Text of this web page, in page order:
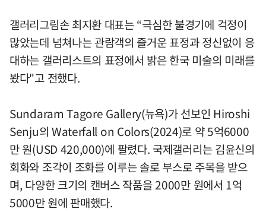
갤러리그림손 최지환 대표는 “극심한 불경기에 걱정이
많았는데 넘쳐나는 관람객의 즐거운 표정과 정신없이 응
대하는 갤러리스트의 표정에서 밝은 한국 미술의 미래를
봤다"고 전했다.
Sundaram Tagore Gallery(뉴욕)가 선보인 Hiroshi
Senju의 Waterfall on Colors(2024)로 약 5억6000
만 원(USD 420,000)에 팔렸다. 국제갤러리는 김윤신의
회화와 조각이 조화를 이루는 솔로 부스로 주목을 받으
며, 다양한 크기의 캔버스 작품을 2000만 원에서 1억
5000만 원에 판매했다.